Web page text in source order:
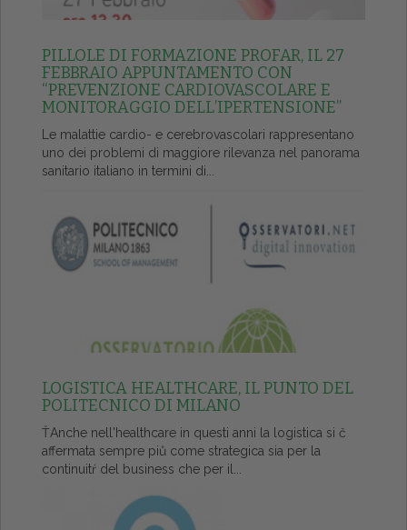
PILLOLE DI FORMAZIONE PROFAR, IL 27
FEBBRAIO APPUNTAMENTO CON
“PREVENZIONE CARDIOVASCOLARE E
MONITORAGGIO DELL’IPERTENSIONE”
Le malattie cardio- e cerebrovascolari rappresentano
uno dei problemi di maggiore rilevanza nel panorama
sanitario italiano in termini di...
LOGISTICA HEALTHCARE, IL PUNTO DEL
POLITECNICO DI MILANO
ŤAnche nell'healthcare in questi anni la logistica si č
affermata sempre piů come strategica sia per la
continuitŕ del business che per il...